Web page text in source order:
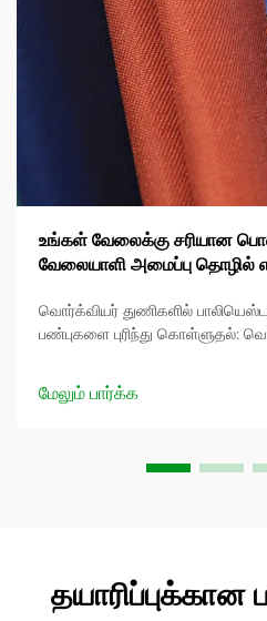
உங்கள் வேலைக்கு சரியான
வேலையாளி அமைப்பு தொழில்
வொர்க்வியர் துணிகளில்
பண்புகளை புரிந்து கொள்ளுதல்:
எதிரான எதிர்ப்பு காரணமாக
மேலும் பார்க்க
தயாரிப்புக்கான